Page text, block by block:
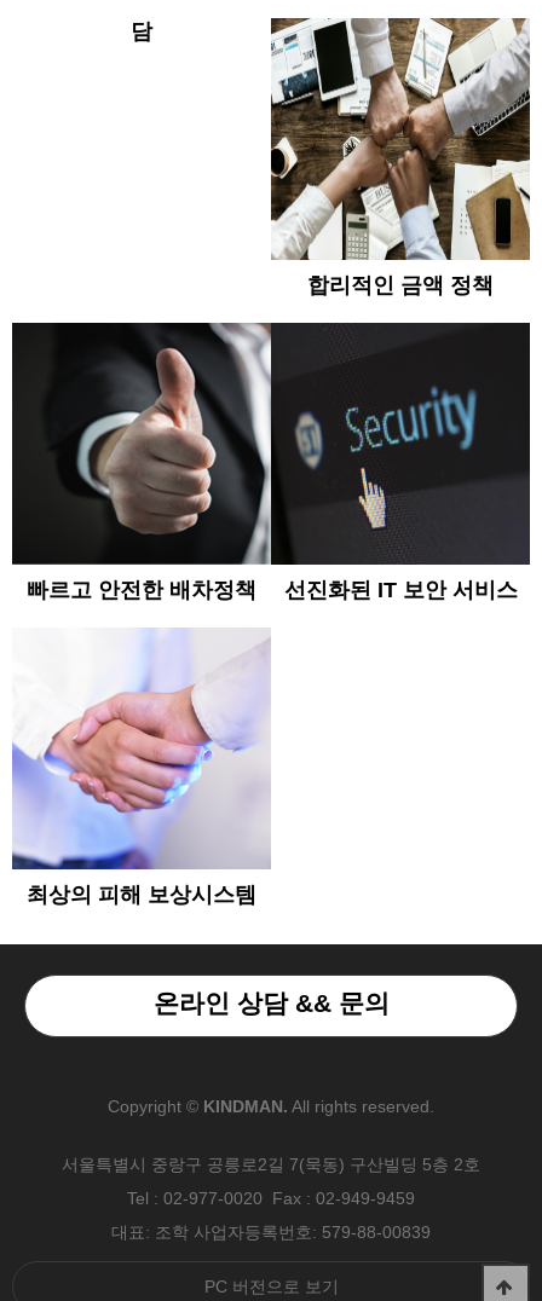
담
합리적인 금액 정책
빠르고 안전한 배차정책 선진화된 IT 보안 서비스
최상의 피해 보상시스템
온라인 상담 && 문의
Copyright © KINDMAN. All rights reserved.
서울특별시 중랑구 공릉로2길 7(묵동) 구산빌딩 5층 2호
Tel : 02-977-0020 Fax : 02-949-9459
대표: 조학 사업자등록번호: 579-88-00839
PC 버전으로 보기